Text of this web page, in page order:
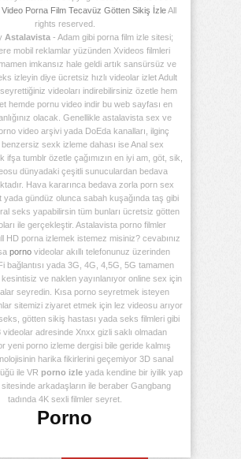
Porna Film Tecavüz Götten Sikiş İzleAll
rights reserved.
Astalavista- Adam gibi porna film izle sitesi;
mobil reklamlar yüzünden Xvideos filmleri
imkansız hale geldi artık sansürsüz ve
izleyin diye ücretsiz hızlı videolar izlet Adult
videoları indirebilirsiniz özetle hem
hemde pornu video indir bu web sayfası en
olacak. Genellikle astalavista sex ve
video arşivi yada DoEda kanalları, ilginç
sexk izleme dahası ise Anal sex
ifşa tumblr özetle çağımızın en iyi am, göt, sik,
dünyadaki çeşitli sunuculardan bedava
Hava kararınca bedava zorla porn sex
yada gündüz olunca sabah kuşağında taş gibi
seks yapabilirsin tüm bunları ücretsiz götten
ile gerçekleştir. Astalavista porno filmler
HD porna izlemek istemez misiniz? cevabınız
porno videolar akıllı telefonunuz üzerinden
bağlantısı yada 3G, 4G, 4,5G, 5G tamamen
ve naklen yayınlanıyor online sex için
seyredin. Kısa porno seyretmek isteyen
sitemizi ziyaret etmek için lez videosu arıyor
götten sikiş hastası yada seks filmleri gibi
videolar adresinde Xnxx gizli saklı olmadan
yeni porno izleme dergisi bile geride kalmış
harika fikirlerini geçemiyor 3D sanal
ile VR porno izleyada kendine bir iyilik yap
arkadaşların ile beraber Gangbang
tadında 4K sexli filmler seyret.
Porno